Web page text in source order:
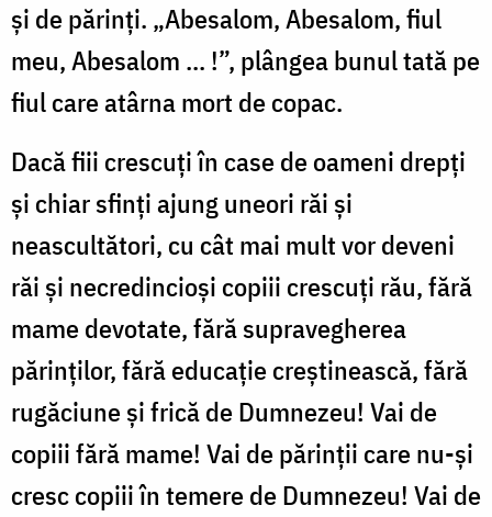
şi de părinţi. „Abesalom, Abesalom, fiul
meu, Abesalom ... !”, plângea bunul tată pe
fiul care atârna mort de copac.
Dacă fiii crescuţi în case de oameni drepţi
şi chiar sfinţi ajung uneori răi şi
neascultători, cu cât mai mult vor deveni
răi şi necredincioşi copiii crescuţi rău, fără
mame devotate, fără supravegherea
părinţilor, fără educaţie creştinească, fără
rugăciune şi frică de Dumnezeu! Vai de
copiii fără mame! Vai de părinţii care nu-şi
cresc copiii în temere de Dumnezeu! Vai de